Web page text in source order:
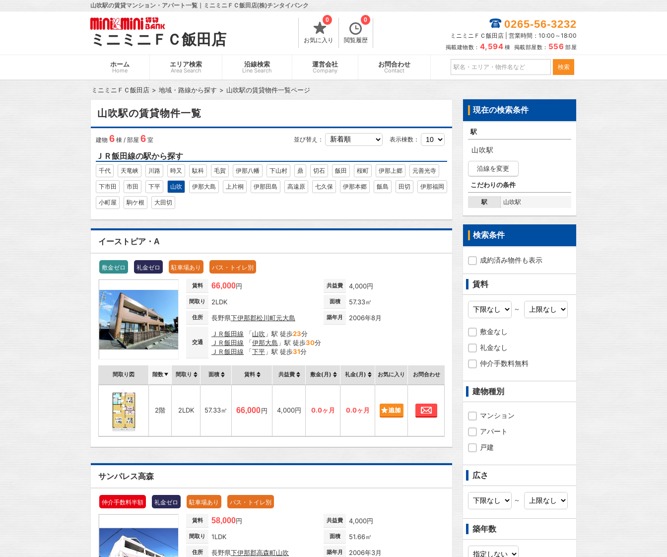
山吹駅の賃貸マンション・アパート一覧｜ミニミニＦＣ飯田店(株)チンタイバンク
ミニミニＦＣ飯田店 お気に入り
0
閲覧履歴
0 0265-56-3232
ミニミニＦＣ飯田店 | 営業時間：10:00～18:00
掲載建物数： 4,594 棟 掲載部屋数： 556 部屋
ホーム
Home
エリア検索
Area Search
沿線検索
Line Search
運営会社
Company
お問合わせ
Contact
ミニミニＦＣ飯田店 地域・路線から探す 山吹駅の賃貸物件一覧ページ
山吹駅の賃貸物件一覧
建物 6 棟 / 部屋 6 室 並び替え：
ＪＲ飯田線の駅から探す
千代 天竜峡 川路 時又 駄科 毛賀 伊那八幡 下山村 鼎 切石 飯田 桜町 伊那上郷 元善光寺
下市田 市田 下平 山吹 伊那大島 上片桐 伊那田島 高遠原 七久保 伊那本郷 飯島 田切 伊那福岡
小町屋 駒ケ根 大田切
表示棟数：
イーストピア・A
敷金ゼロ 礼金ゼロ 駐車場あり バス・トイレ別
賃料 66,000円 共益費 4,000円
間取り 2LDK 面積 57.33㎡
住所 長野県下伊那郡松川町元大島 築年月 2006年8月
交通
ＪＲ飯田線 「山吹 」駅 徒歩23分
ＪＲ飯田線 「伊那大島 」駅 徒歩30分
ＪＲ飯田線 「下平 」駅 徒歩31分
間取り図 階数 間取り 面積 賃料 共益費 敷金(月) 礼金(月) お気に入り お問合わせ
2階 2LDK 57.33㎡ 66,000円 4,000円 0.0ヶ月 0.0ヶ月 お問合わせ
サンパレス高森
仲介手数料半額 礼金ゼロ 駐車場あり バス・トイレ別
賃料 58,000円 共益費 4,000円
間取り 1LDK 面積 51.66㎡
住所 長野県下伊那郡高森町山吹 築年月 2006年3月
現在の検索条件
駅
山吹駅
沿線を変更
こだわりの条件
駅 山吹駅
検索条件
成約済み物件も表示
賃料
～
敷金なし
礼金なし
仲介手数料無料
建物種別
マンション
アパート
戸建
広さ
～
築年数